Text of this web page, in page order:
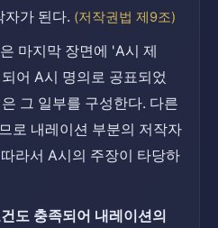
자가 된다. (저작권법 제9조)
마지막 장면에 'A시 제
어 A시 명의로 공표되었
그 일부를 구성한다. 다른
로 내레이션 부분의 저작자
라서 A시의 주장이 타당하
도 충족되어 내레이션의